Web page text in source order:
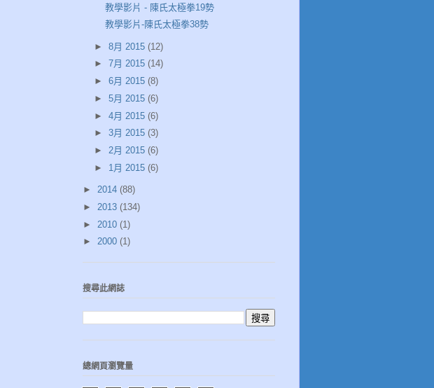
教學影片 - 陳氏太極拳19勢
教學影片-陳氏太極拳38勢
► 8月 2015 (12)
► 7月 2015 (14)
► 6月 2015 (8)
► 5月 2015 (6)
► 4月 2015 (6)
► 3月 2015 (3)
► 2月 2015 (6)
► 1月 2015 (6)
► 2014 (88)
► 2013 (134)
► 2010 (1)
► 2000 (1)
搜尋此網誌
總網頁瀏覽量